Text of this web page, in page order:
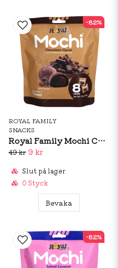
ROYAL FAMILY
SNACKS
Royal Family Mochi Chocolate 120g (BF: Dec 2025)
49 kr 9 kr
Slut på lager
0 Styck
Bevaka
-82%
-82%